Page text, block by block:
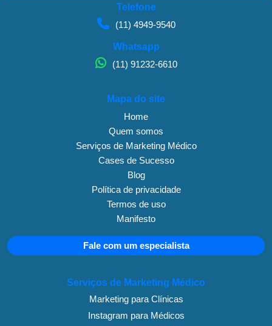
Telefone
(11) 4949-9540
Whatsapp
(11) 91232-6610
Mapa do site
Home
Quem somos
Serviços de Marketing Médico
Cases de Sucesso
Blog
Política de privacidade
Termos de uso
Manifesto
Fale com um especialista
Serviços de Marketing Médico
Marketing para Clínicas
Instagram para Médicos